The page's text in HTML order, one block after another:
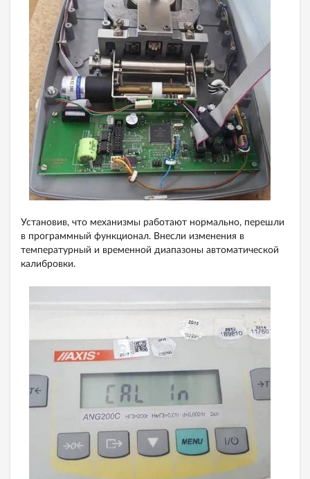
Установив, что механизмы работают нормально, перешли
в программный функционал. Внесли изменения в
температурный и временной диапазоны автоматической
калибровки.